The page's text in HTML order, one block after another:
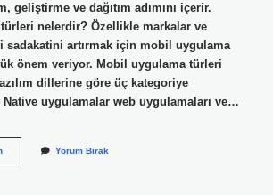
geliştirme ve dağıtım adımını içerir.
nelerdir? Özellikle markalar ve
sadakatini artırmak için mobil uygulama
önem veriyor. Mobil uygulama türleri
dillerine göre üç kategoriye
Native uygulamalar web uygulamaları ve…
Mobil
Yorum Bırak